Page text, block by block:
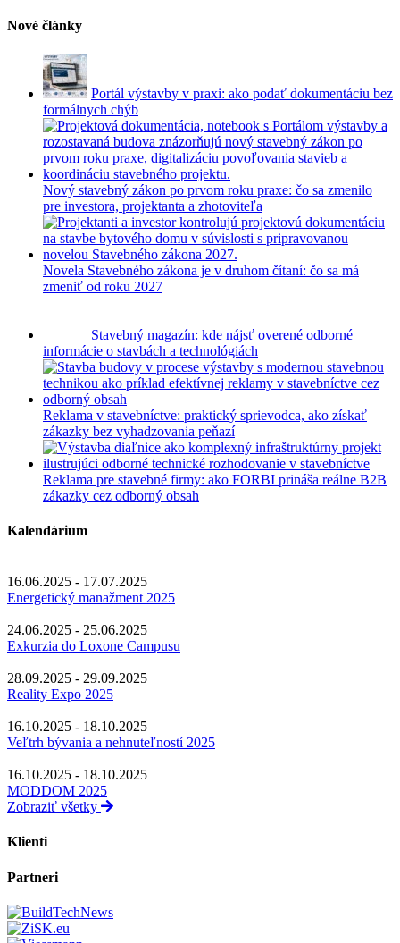
Nové články
Portál výstavby v praxi: ako podať dokumentáciu bez
formálnych chýb
Nový stavebný zákon po prvom roku praxe: čo sa zmenilo
pre investora, projektanta a zhotoviteľa
Novela Stavebného zákona je v druhom čítaní: čo sa má
zmeniť od roku 2027
Stavebný magazín: kde nájsť overené odborné
informácie o stavbách a technológiách
Reklama v stavebníctve: praktický sprievodca, ako získať
zákazky bez vyhadzovania peňazí
Reklama pre stavebné firmy: ako FORBI prináša reálne B2B
zákazky cez odborný obsah
Kalendárium
16.06.2025 - 17.07.2025
Energetický manažment 2025
24.06.2025 - 25.06.2025
Exkurzia do Loxone Campusu
28.09.2025 - 29.09.2025
Reality Expo 2025
16.10.2025 - 18.10.2025
Veľtrh bývania a nehnuteľností 2025
16.10.2025 - 18.10.2025
MODDOM 2025
Zobraziť všetky
Klienti
Partneri